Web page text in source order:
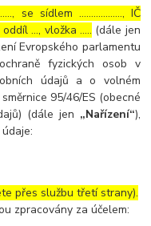
se sídlem ………………, IČ
…, vložka ….. (dále jen
Evropského parlamentu
fyzických osob v
údajů a o volném
95/46/ES (obecné
(dále jen „Nařízení“),
přes službu třetí strany).
zpracovány za účelem: